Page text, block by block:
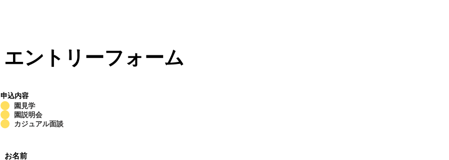
​エントリーフォーム
申込内容
園見学
園説明会
カジュアル面談